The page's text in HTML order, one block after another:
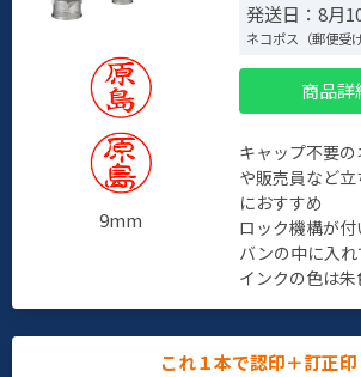
9mm
発送日：8月
ネコポス（郵便受
商品詳
キャップ不要
や販売員など
におすすめ
ロック機構が
バンの中に入れ
インクの色は朱
これ１本で認印＋訂正印